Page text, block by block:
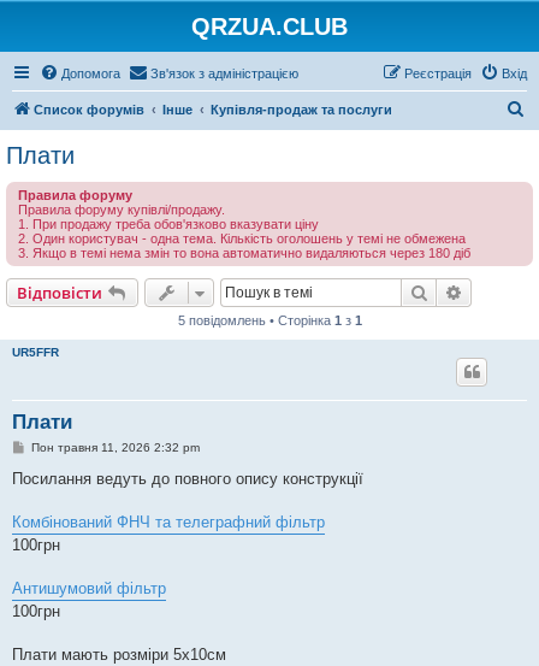
QRZUA.CLUB
Допомога Зв'язок з адміністрацією Вхід
Реєстрація
Список форумів Інше Купівля-продаж та послуги
Плати
Правила форуму
Правила форуму купівлі/продажу.
1. При продажу треба обов'язково вказувати ціну
2. Один користувач - одна тема. Кількість оголошень у темі не обмежена
3. Якщо в темі нема змін то вона автоматично видаляються через 180 діб
Відповісти Пошук
5 повідомлень • Сторінка 1 з 1
UR5FFR
Плати
П
в
о
м
л
н
я
Пон травня 11, 2026 2:32 pm
Посилання ведуть до повного опису конструкції
Комбінований ФНЧ та телеграфний фільтр
100грн
Антишумовий фільтр
100грн
Плати мають розміри 5х10см